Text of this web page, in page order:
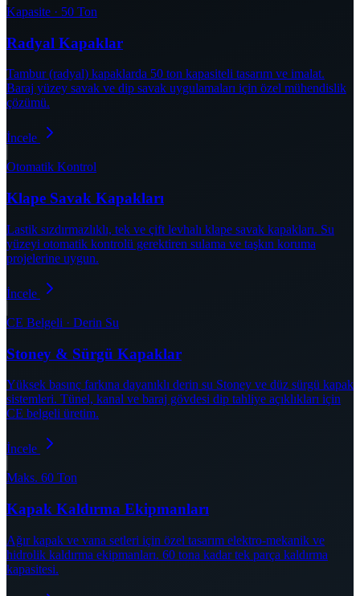
Kapasite · 50 Ton
Radyal Kapaklar
Tambur (radyal) kapaklarda 50 ton kapasiteli tasarım ve imalat.
Baraj yüzey savak ve dip savak uygulamaları için özel mühendislik
çözümü.
İncele
Otomatik Kontrol
Klape Savak Kapakları
Lastik sızdırmazlıklı, tek ve çift levhalı klape savak kapakları. Su
yüzeyi otomatik kontrolü gerektiren sulama ve taşkın koruma
projelerine uygun.
İncele
CE Belgeli · Derin Su
Stoney & Sürgü Kapaklar
Yüksek basınç farkına dayanıklı derin su Stoney ve düz sürgü kapak
sistemleri. Tünel, kanal ve baraj gövdesi dip tahliye açıklıkları için
CE belgeli üretim.
İncele
Maks. 60 Ton
Kapak Kaldırma Ekipmanları
Ağır kapak ve vana setleri için özel tasarım elektro-mekanik ve
hidrolik kaldırma ekipmanları. 60 tona kadar tek parça kaldırma
kapasitesi.